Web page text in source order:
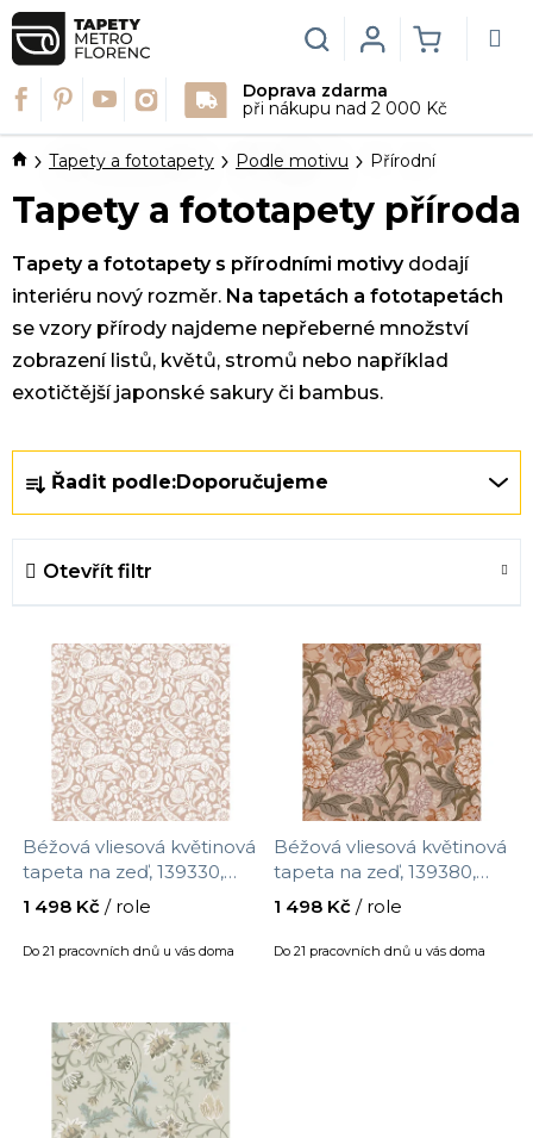
Přejít
na
obsah
Doprava zdarma
při nákupu nad 2 000 Kč
Hledat
KOŠÍK
Login
DomůTapety a fototapety Podle motivu Přírodní
Tapety a fototapety příroda
Tapety a fototapety s přírodními motivydodají
interiéru nový rozměr. Na tapetách a fototapetách
se vzory přírody najdeme nepřeberné množství
zobrazení listů, květů, stromů nebo například
exotičtější japonské sakury či bambus.
a
z
e
n
ů
Řadit podle:Doporučujeme
Otevřít filtr
o
d
k
Béžová vliesová květinová
tapeta na zeď, 139330,
Vintage Flowers, Esta
Home, velikost 10,05 x
0,53 m
Do 21 pracovních dnů u vás doma
1 498 Kč / role
Béžová vliesová květinová
tapeta na zeď, 139380,
Vintage Flowers, Esta
Home, velikost 10,05 x
0,53 m
Do 21 pracovních dnů u vás doma
1 498 Kč / role